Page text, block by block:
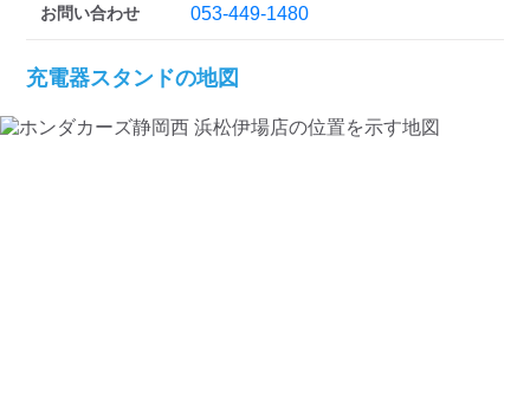
お問い合わせ 053-449-1480
充電器スタンドの地図